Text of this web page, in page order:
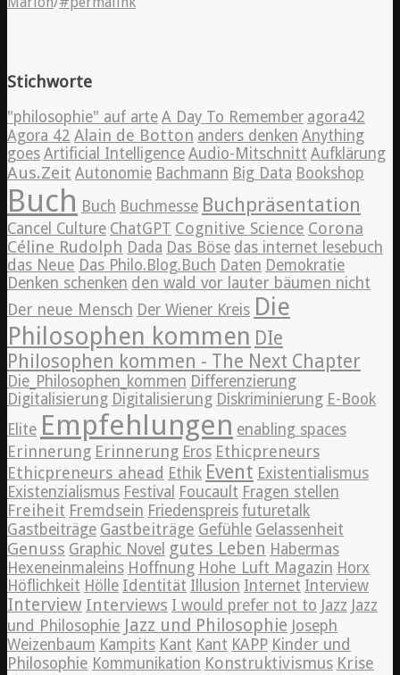
Stichworte
"philosophie" auf arte A Day To Remember agora42
Agora 42 Alain de Botton anders denken Anything
goes Artificial Intelligence Audio-Mitschnitt Aufklärung
Aus.Zeit Autonomie Bachmann Big Data Bookshop
Buch Buch Buchmesse Buchpräsentation
Cancel Culture ChatGPT Cognitive Science Corona
Céline Rudolph Dada Das Böse das internet lesebuch
das Neue Das Philo.Blog.Buch Daten Demokratie
Denken schenken den wald vor lauter bäumen nicht
Der neue Mensch Der Wiener Kreis Die
Philosophen kommen DIe
Philosophen kommen - The Next Chapter
Die_Philosophen_kommen Differenzierung
Digitalisierung Digitalisierung Diskriminierung E-Book
Elite Empfehlungen enabling spaces
Erinnerung Erinnerung Eros Ethicpreneurs
Ethicpreneurs ahead Ethik Event Existentialismus
Existenzialismus Festival Foucault Fragen stellen
Freiheit Fremdsein Friedenspreis futuretalk
Gastbeiträge Gastbeiträge Gefühle Gelassenheit
Genuss Graphic Novel gutes Leben Habermas
Hexeneinmaleins Hoffnung Hohe Luft Magazin Horx
Höflichkeit Hölle Identität Illusion Internet Interview
Interview Interviews I would prefer not to Jazz Jazz
und Philosophie Jazz und Philosophie Joseph
Weizenbaum Kampits Kant Kant KAPP Kinder und
Philosophie Kommunikation Konstruktivismus Krise